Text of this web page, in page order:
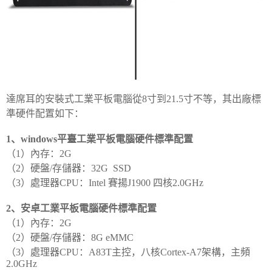
達席耳的安裝式工業平板電腦從8寸到21.5寸不等，其出廠標
準硬件配置如下：
1、windows平臺工業平板電腦硬件標準配置
（1）內存：2G
（2）硬盤/存儲器：32G SSD
（3）處理器CPU：Intel 賽揚J1900 四核2.0GHz
2、安卓工業平板電腦硬件標準配置
（1）內存：2G
（2）硬盤/存儲器：8G eMMC
（3）處理器CPU：A83T主控，八核Cortex-A7架構，主頻
2.0GHz